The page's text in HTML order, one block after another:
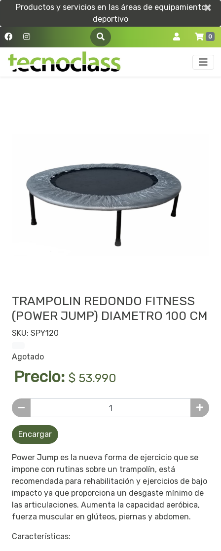
Productos y servicios en las áreas de equipamiento
deportivo
×
×
0
TRAMPOLIN REDONDO FITNESS
(POWER JUMP) DIAMETRO 100 CM
SKU: SPY120
Agotado
Precio: $ 53.990
Encargar
Power Jump es la nueva forma de ejercicio que se
impone con rutinas sobre un trampolín, está
recomendada para rehabilitación y ejercicios de bajo
impacto ya que proporciona un desgaste mínimo de
las articulaciones. Aumenta la capacidad aeróbica,
fuerza muscular en glúteos, piernas y abdomen.
Características: